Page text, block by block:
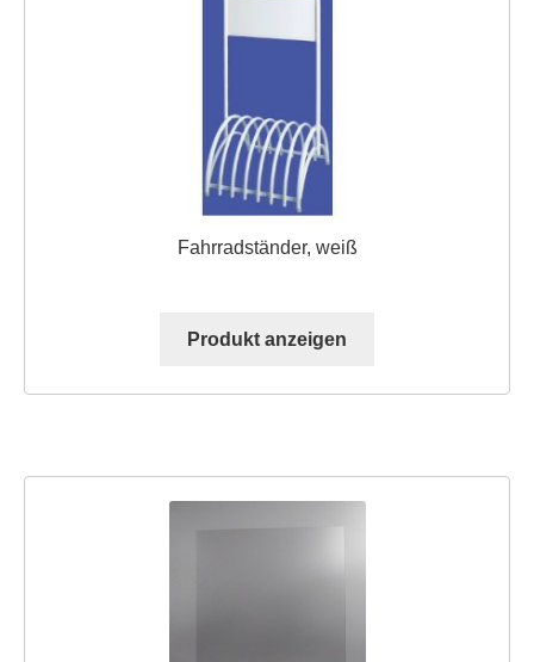
Fahrradständer, weiß
Produkt anzeigen